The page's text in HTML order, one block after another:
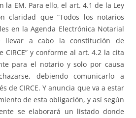
la EM. Para ello, el art. 4.1 de la Ley
claridad que “Todos los notarios
en la Agenda Electrónica Notarial
llevar a cabo la constitución de
CIRCE” y conforme al art. 4.2 la cita
para el notario y solo por causa
debiendo comunicarlo a
de CIRCE. Y anuncia que va a estar
de esta obligación, y así según
se elaborará un listado donde